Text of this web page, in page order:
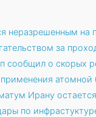
неразрешенным на
за
о скорых
атомной
Ирану
по